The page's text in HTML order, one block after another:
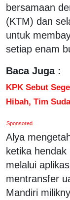
bersamaan
(KTM) dan
untuk
setiap enam
Baca Juga :
KPK Sebut
Hibah, Tim
Sponsored
Alya
ketika
melalui
mentransfer
Mandiri